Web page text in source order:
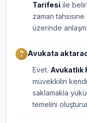
Tarifesi ile
zaman
üzerinde
Avukata
Evet. Avukatlık
müvekkilin
saklamakla
temelini